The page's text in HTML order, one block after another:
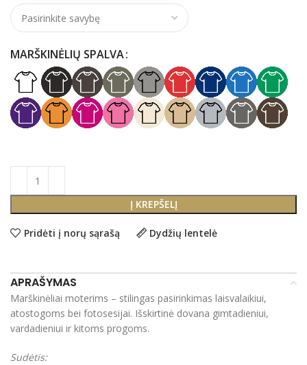
MARŠKINĖLIŲ SPALVA
Į KREPŠELĮ
Pridėti į norų sąrašą Dydžių lentelė
APRAŠYMAS
Marškinėliai moterims – stilingas pasirinkimas laisvalaikiui,
atostogoms bei fotosesijai. Išskirtinė dovana gimtadieniui,
vardadieniui ir kitoms progoms.
Sudėtis: